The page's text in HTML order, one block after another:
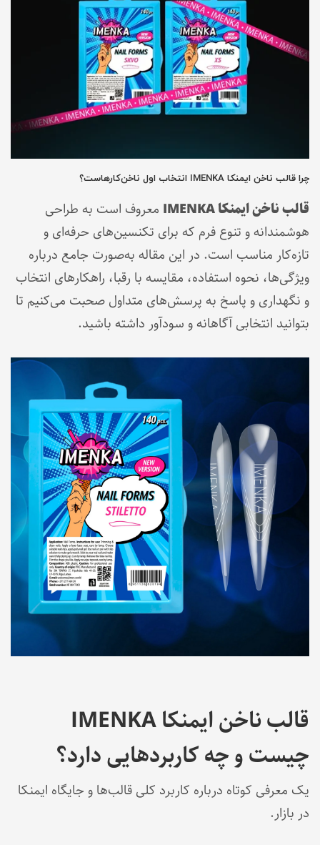
چرا قالب ناخن ایمنکا IMENKA انتخاب اول ناخن‌کارهاست؟
قالب ناخن ایمنکا IMENKA
معروف است به طراحی
هوشمندانه و تنوع فرم که برای تکنسین‌های حرفه‌ای و
تازه‌کار مناسب است. در این مقاله به‌صورت جامع درباره
ویژگی‌ها، نحوه استفاده، مقایسه با رقبا، راهکارهای انتخاب
و نگهداری و پاسخ به پرسش‌های متداول صحبت می‌کنیم تا
بتوانید انتخابی آگاهانه و سودآور داشته باشید.
قالب ناخن ایمنکا IMENKA
چیست و چه کاربردهایی دارد؟
یک معرفی کوتاه درباره کاربرد کلی قالب‌ها و جایگاه ایمنکا
در بازار.